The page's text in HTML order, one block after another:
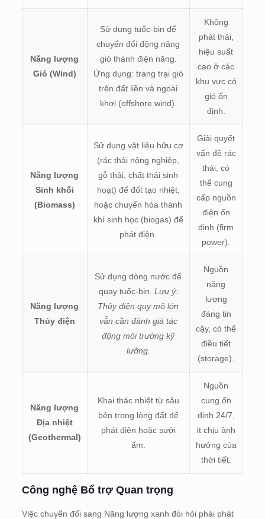
Năng lượng
Gió (Wind)
Sử dụng tuốc-bin để
chuyển đổi động năng
gió thành điện năng.
Ứng dụng: trang trại gió
trên đất liền và ngoài
khơi (offshore wind).
Không
phát thải,
hiệu suất
cao ở các
khu vực có
gió ổn
định.
Năng lượng
Sinh khối
(Biomass)
Sử dụng vật liệu hữu cơ
(rác thải nông nghiệp,
gỗ thải, chất thải sinh
hoạt) để đốt tạo nhiệt,
hoặc chuyển hóa thành
khí sinh học (biogas) để
phát điện.
Giải quyết
vấn đề rác
thải, có
thể cung
cấp nguồn
điện ổn
định (firm
power).
Năng lượng
Thủy điện
Sử dụng dòng nước để
quay tuốc-bin. Lưu ý:
Thủy điện quy mô lớn
vẫn cần đánh giá tác
động môi trường kỹ
lưỡng.
Nguồn
năng
lượng
đáng tin
cậy, có thể
điều tiết
(storage).
Năng lượng
Địa nhiệt
(Geothermal)
Khai thác nhiệt từ sâu
bên trong lòng đất để
phát điện hoặc sưởi
ấm.
Nguồn
cung ổn
định 24/7,
ít chịu ảnh
hưởng của
thời tiết.
Công nghệ Bổ trợ Quan trọng
Việc chuyển đổi sang Năng lượng xanh đòi hỏi phải phát